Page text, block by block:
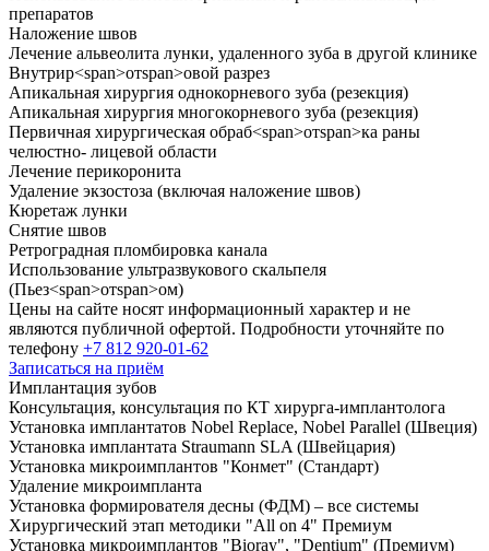
препаратов
Наложение швов
Лечение альвеолита лунки, удаленного зуба в другой клинике
Внутрир<span>отspan>овой разрез
Апикальная хирургия однокорневого зуба (резекция)
Апикальная хирургия многокорневого зуба (резекция)
Первичная хирургическая обраб<span>отspan>ка раны
челюстно- лицевой области
Лечение перикоронита
Удаление экзостоза (включая наложение швов)
Кюретаж лунки
Снятие швов
Ретроградная пломбировка канала
Использование ультразвукового скальпеля
(Пьез<span>отspan>ом)
Цены на сайте носят информационный характер и не
являются публичной офертой. Подробности уточняйте по
телефону +7 812 920-01-62
Записаться на приём
Имплантация зубов
Консультация, консультация по КТ хирурга-имплантолога
Установка имплантатов Nobel Replace, Nobel Parallel (Швеция)
Установка имплантата Straumann SLA (Швейцария)
Установка микроимплантов "Конмет" (Стандарт)
Удаление микроимпланта
Установка формирователя десны (ФДМ) – все системы
Хирургический этап методики "All on 4" Премиум
Установка микроимплантов "Bioray", "Dentium" (Премиум)